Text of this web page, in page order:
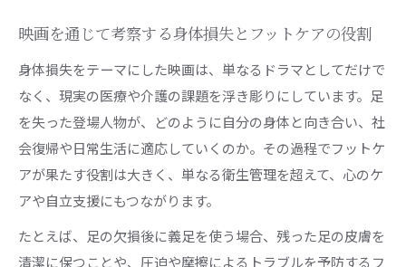
映画を通じて考察する身体損失とフットケアの役割
身体損失をテーマにした映画は、単なるドラマとしてだけで
なく、現実の医療や介護の課題を浮き彫りにしています。足
を失った登場人物が、どのように自分の身体と向き合い、社
会復帰や日常生活に適応していくのか。その過程でフットケ
アが果たす役割は大きく、単なる衛生管理を超えて、心のケ
アや自立支援にもつながります。
たとえば、足の欠損後に義足を使う場合、残った足の皮膚を
清潔に保つことや、圧迫や摩擦によるトラブルを予防するフ